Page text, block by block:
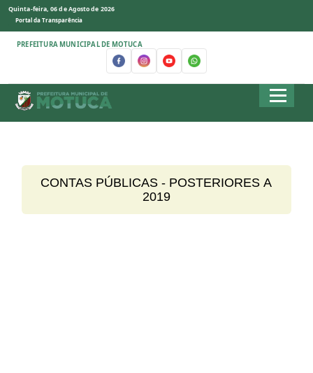
Quinta-feira, 06 de Agosto de 2026
Portal da Transparência
PREFEITURA MUNICIPAL DE MOTUCA
CONTAS PÚBLICAS - POSTERIORES A
2019